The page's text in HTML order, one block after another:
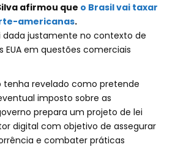
afirmou que o Brasil vai taxar
americanas.
dada justamente no contexto de
EUA em questões comerciais
tenha revelado como pretende
imposto sobre as
prepara um projeto de lei
digital com objetivo de assegurar
e combater práticas